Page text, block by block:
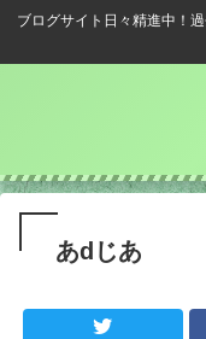
ブログサイト日々精進中！
あdじあ